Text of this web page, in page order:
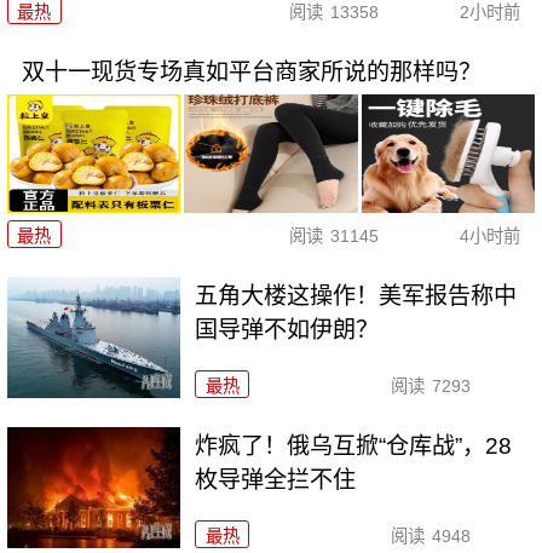
最热 阅读 13358 2小时前
双十一现货专场真如平台商家所说的那样吗？
最热 阅读 31145 4小时前
五角大楼这操作！美军报告称中
国导弹不如伊朗？
最热 阅读 7293
炸疯了！俄乌互掀“仓库战”，28
枚导弹全拦不住
最热 阅读 4948